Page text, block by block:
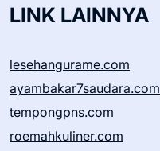
LINK LAINNYA
lesehangurame.com
ayambakar7saudara.com
tempongpns.com
roemahkuliner.com